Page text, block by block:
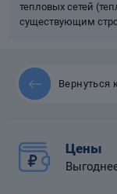
тепловых сетей
существующим
Вернуться
Цены